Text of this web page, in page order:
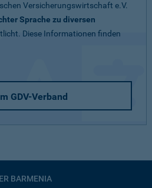
Versicherungswirtschaft e.V.
Sprache zu diversen
Diese Informationen finden
GDV-Verband
BARMENIA